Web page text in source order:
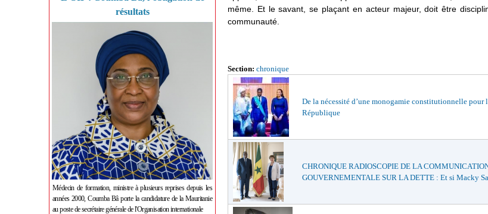
résultats
Médecin de formation, ministre à plusieurs reprises depuis les
années 2000, Coumba Bâ porte la candidature de la Mauritanie
au poste de secrétaire générale de l'Organisation internationale
même. Et le savant, se plaçant en acteur majeur, doit être
communauté.
Section: chronique
De la nécessité d’une monogamie constitutionnelle pour
République
CHRONIQUE RADIOSCOPIE DE LA
GOUVERNEMENTALE SUR LA DETTE : Et si Macky